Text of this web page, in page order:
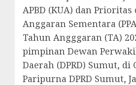
APBD (KUA) dan Prioritas
Anggaran Sementara
Tahun Angggaran (TA)
pimpinan Dewan
Daerah (DPRD) Sumut, di
Paripurna DPRD Sumut,